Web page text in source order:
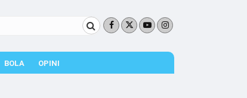
BOLA OPINI